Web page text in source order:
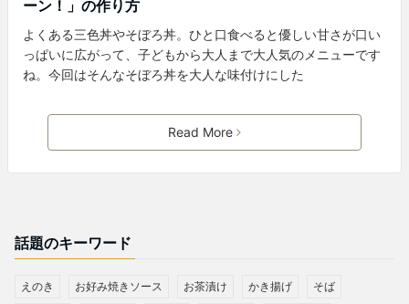
ーン！」の作り方
よくある三色丼やそぼろ丼。ひと口食べると優しい甘さが口い
っぱいに広がって、子どもから大人まで大人気のメニューです
ね。今回はそんなそぼろ丼を大人な味付けにした
Read More
話題のキーワード
えのき お好み焼きソース お茶漬け かき揚げ そば